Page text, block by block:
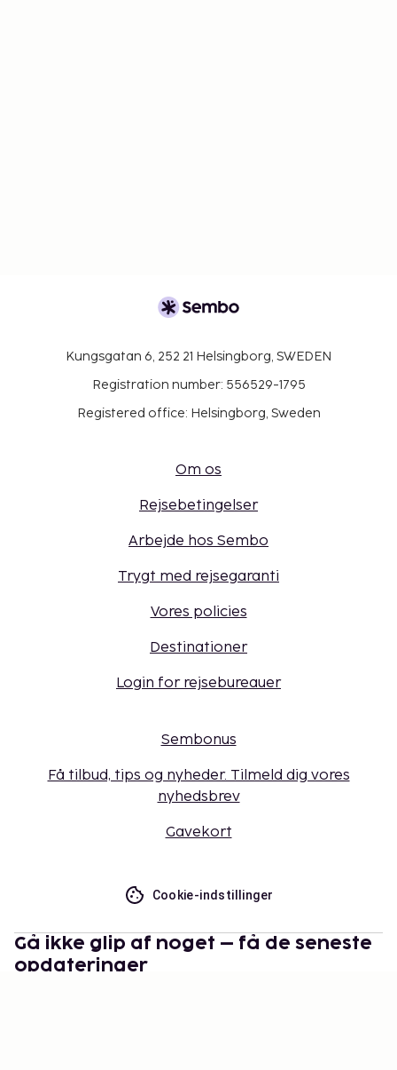
Kungsgatan 6, 252 21 Helsingborg, SWEDEN
Registration number: 556529-1795
Registered office: Helsingborg, Sweden
Om os
Rejsebetingelser
Arbejde hos Sembo
Trygt med rejsegaranti
Vores policies
Destinationer
Login for rejsebureauer
Sembonus
Få tilbud, tips og nyheder. Tilmeld dig vores
nyhedsbrev
Gavekort
Cookie-indstillinger
Gå ikke glip af noget – få de seneste
opdateringer